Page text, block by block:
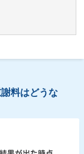
料はどうな